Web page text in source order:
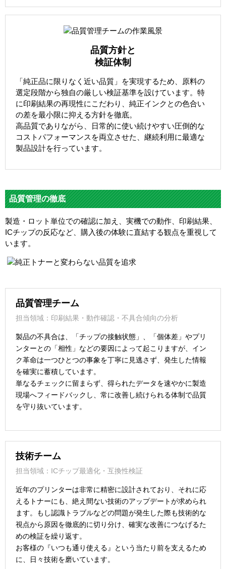
品質方針と
検証体制
「純正品に限りなく近い品質」を実現するため、原料の
選定段階から独自の厳しい検証基準を設けています。特
に印刷結果の再現性にこだわり、純正インクとの色合い
の差を最小限に抑える方針を徹底。
高品質でありながら、日常的に使い続けやすい圧倒的な
コストパフォーマンスを両立させた、継続利用に最適な
製品設計を行っています。
品質管理の徹底
製造・ロット単位での確認に加え、実機での動作、印刷結果、
ICチップの反応など、購入後の体験に直結する観点を重視して
います。
品質管理チーム
担当領域：印刷結果・動作確認・不具合傾向の分析
製品の不具合は、「チップの接触状態」、「個体差」やプリ
ンターとの「相性」などの要因によって起こりますが、イン
ク革命は一つひとつの事象を丁寧に見逃さず、発生した情報
を確実に蓄積しています。
単なるチェックに留まらず、得られたデータを速やかに製造
現場へフィードバックし、常に改善し続けられる体制で品質
を守り抜いています。
技術チーム
担当領域：ICチップ最適化・互換性検証
近年のプリンターは非常に精密に設計されており、それに応
えるトナーにも、絶え間ない技術のアップデートが求められ
ます。もし認識トラブルなどの問題が発生した際も技術的な
視点から原因を徹底的に切り分け、確実な改善につなげるた
めの検証を繰り返す。
お客様の『いつも通り使える』という当たり前を支えるため
に、日々技術を磨いています。